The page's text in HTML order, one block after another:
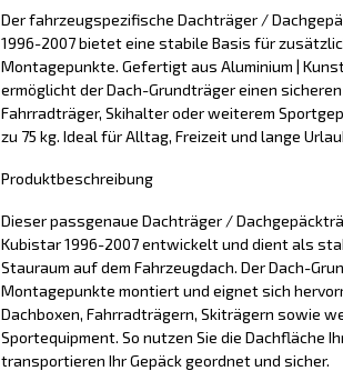
Der fahrzeugspezifische Dachträger /
1996-2007 bietet eine stabile Basis für
Montagepunkte. Gefertigt aus Aluminium |
ermöglicht der Dach-Grundträger einen
Fahrradträger, Skihalter oder weiterem
zu 75 kg. Ideal für Alltag, Freizeit und lange
Produktbeschreibung
Dieser passgenaue Dachträger /
Kubistar 1996-2007 entwickelt und dient als
Stauraum auf dem Fahrzeugdach. Der Dach-
Montagepunkte montiert und eignet sich
Dachboxen, Fahrradträgern, Skiträgern sowie
Sportequipment. So nutzen Sie die Dachfläche
transportieren Ihr Gepäck geordnet und sicher.